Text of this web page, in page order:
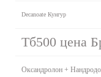
Decanoate Кунгур
Тб500 цена
Оксандролон +